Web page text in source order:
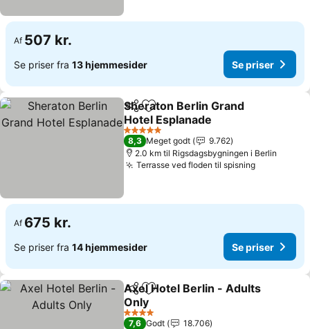
Af 507 kr.
Se priser fra 13 hjemmesider Se priser
Del Føj til favoritter
Sheraton Berlin Grand
Hotel Esplanade
Se priser
5 Stjerner
8,3 Meget godt
9.762
2.0 km til Rigsdagsbygningen i Berlin
Terrasse ved floden til spisningSe priser
Af 675 kr.
Se priser fra 14 hjemmesider Se priser
Del Føj til favoritter
Axel Hotel Berlin - Adults
Only
Se priser
4 Stjerner
7,6 Godt
18.706